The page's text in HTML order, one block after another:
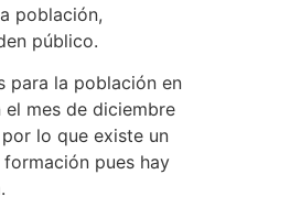
población,
público.
para la población en
mes de diciembre
lo que existe un
pues hay